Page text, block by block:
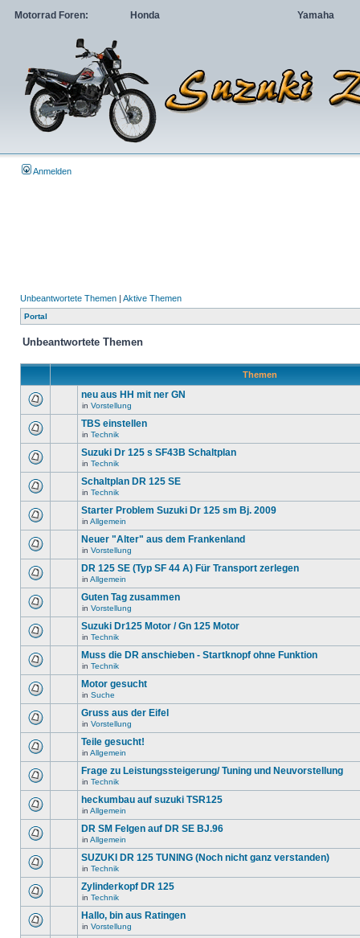
Motorrad Foren: Honda Yamaha
Anmelden
Unbeantwortete Themen | Aktive Themen
Portal
Unbeantwortete Themen
Themen
neu aus HH mit ner GN
in Vorstellung
TBS einstellen
in Technik
Suzuki Dr 125 s SF43B Schaltplan
in Technik
Schaltplan DR 125 SE
in Technik
Starter Problem Suzuki Dr 125 sm Bj. 2009
in Allgemein
Neuer "Alter" aus dem Frankenland
in Vorstellung
DR 125 SE (Typ SF 44 A) Für Transport zerlegen
in Allgemein
Guten Tag zusammen
in Vorstellung
Suzuki Dr125 Motor / Gn 125 Motor
in Technik
Muss die DR anschieben - Startknopf ohne Funktion
in Technik
Motor gesucht
in Suche
Gruss aus der Eifel
in Vorstellung
Teile gesucht!
in Allgemein
Frage zu Leistungssteigerung/ Tuning und Neuvorstellung
in Technik
heckumbau auf suzuki TSR125
in Allgemein
DR SM Felgen auf DR SE BJ.96
in Allgemein
SUZUKI DR 125 TUNING (Noch nicht ganz verstanden)
in Technik
Zylinderkopf DR 125
in Technik
Hallo, bin aus Ratingen
in Vorstellung